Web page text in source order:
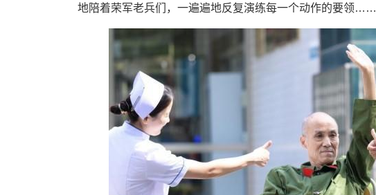
地陪着荣军老兵们，一遍遍地反复演练每一个动作的要领……